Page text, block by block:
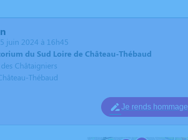
juin 2024 à 16h45
du Sud Loire de Château-Thébaud
Châtaigniers
Thébaud
Je rends hommage